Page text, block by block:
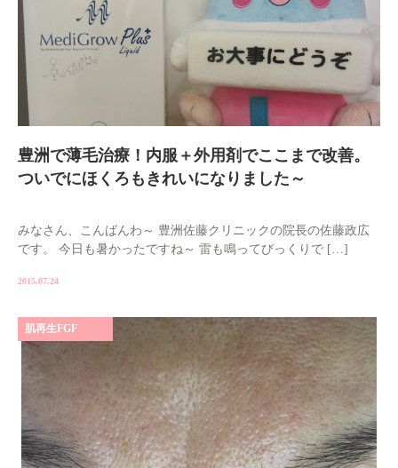
豊洲で薄毛治療！内服＋外用剤でここまで改善。
ついでにほくろもきれいになりました～
みなさん、こんばんわ～ 豊洲佐藤クリニックの院長の佐藤政広
です。 今日も暑かったですね～ 雷も鳴ってびっくりで […]
2015.07.24
肌再生FGF